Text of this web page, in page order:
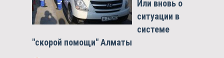
Или вновь о
ситуации в
системе
"скорой помощи" Алматы